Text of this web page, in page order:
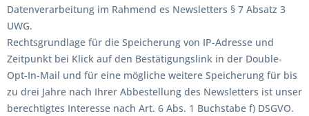
Datenverarbeitung im Rahmend es Newsletters § 7 Absatz 3
UWG.
Rechtsgrundlage für die Speicherung von IP-Adresse und
Zeitpunkt bei Klick auf den Bestätigungslink in der Double-
Opt-In-Mail und für eine mögliche weitere Speicherung für bis
zu drei Jahre nach Ihrer Abbestellung des Newsletters ist unser
berechtigtes Interesse nach Art. 6 Abs. 1 Buchstabe f) DSGVO.